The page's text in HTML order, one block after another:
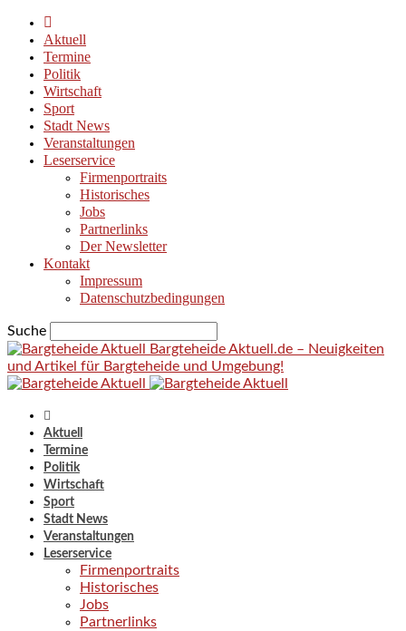
Aktuell
Termine
Politik
Wirtschaft
Sport
Stadt News
Veranstaltungen
Leserservice
Firmenportraits
Historisches
Jobs
Partnerlinks
Der Newsletter
Kontakt
Impressum
Datenschutzbedingungen
Suche
Bargteheide Aktuell.de – Neuigkeiten
und Artikel für Bargteheide und Umgebung!
Aktuell
Termine
Politik
Wirtschaft
Sport
Stadt News
Veranstaltungen
Leserservice
Firmenportraits
Historisches
Jobs
Partnerlinks